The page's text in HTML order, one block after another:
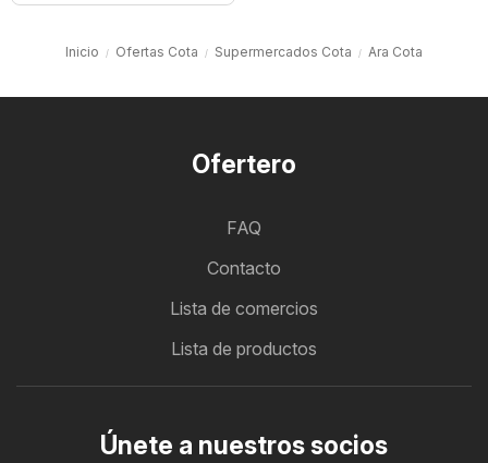
Inicio Ofertas Cota Supermercados Cota Ara Cota
Ofertero
FAQ
Contacto
Lista de comercios
Lista de productos
Únete a nuestros socios